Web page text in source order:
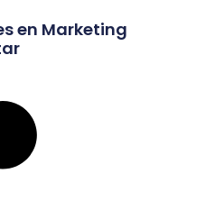
en Marketing